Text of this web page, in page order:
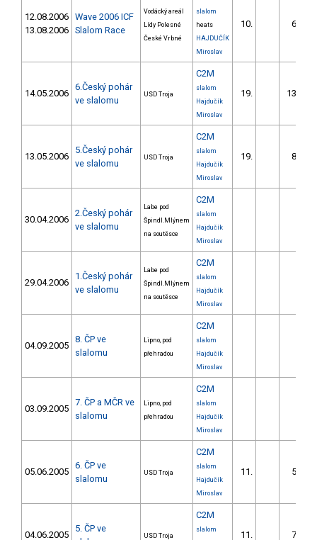
12.08.2006
13.08.2006
Wave 2006 ICF
Slalom Race
Vodácký areál
Lídy Polesné
České Vrbné
slalom
heats
HAJDUČÍK
Miroslav
10. 65.65
14.05.2006
6.Český pohár
ve slalomu
USD Troja
C2M
slalom
Hajdučík
Miroslav
19. 131.56
13.05.2006
5.Český pohár
ve slalomu
USD Troja
C2M
slalom
Hajdučík
Miroslav
19. 81.39
30.04.2006
2.Český pohár
ve slalomu
Labe pod
Špindl.Mlýnem
na soutěsce
C2M
slalom
Hajdučík
Miroslav
29.04.2006
1.Český pohár
ve slalomu
Labe pod
Špindl.Mlýnem
na soutěsce
C2M
slalom
Hajdučík
Miroslav
04.09.2005
8. ČP ve
slalomu
Lipno, pod
přehradou
C2M
slalom
Hajdučík
Miroslav
03.09.2005
7. ČP a MČR ve
slalomu
Lipno, pod
přehradou
C2M
slalom
Hajdučík
Miroslav
05.06.2005
6. ČP ve
slalomu
USD Troja
C2M
slalom
Hajdučík
Miroslav
11. 54.38
04.06.2005
5. ČP ve
USD Troja
C2M
slalom
11. 75.92